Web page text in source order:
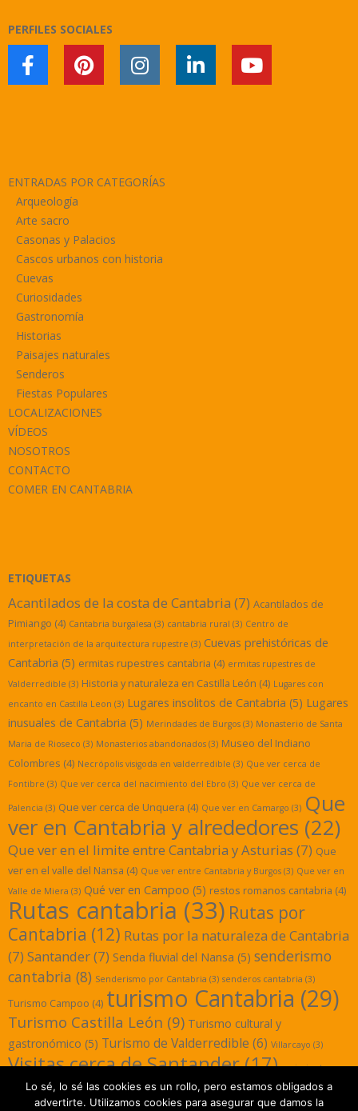
PERFILES SOCIALES
ENTRADAS POR CATEGORÍAS
Arqueología
Arte sacro
Casonas y Palacios
Cascos urbanos con historia
Cuevas
Curiosidades
Gastronomía
Historias
Paisajes naturales
Senderos
Fiestas Populares
LOCALIZACIONES
VÍDEOS
NOSOTROS
CONTACTO
COMER EN CANTABRIA
ETIQUETAS
Acantilados de la costa de Cantabria (7) Acantilados de
Pimiango (4) Cantabria burgalesa (3) cantabria rural (3) Centro de
interpretación de la arquitectura rupestre (3) Cuevas prehistóricas de
Cantabria (5) ermitas rupestres cantabria (4) ermitas rupestres de
Valderredible (3) Historia y naturaleza en Castilla León (4) Lugares con
encanto en Castilla Leon (3) Lugares insolitos de Cantabria (5) Lugares
inusuales de Cantabria (5) Merindades de Burgos (3) Monasterio de Santa
Maria de Rioseco (3) Monasterios abandonados (3) Museo del Indiano
Colombres (4) Necrópolis visigoda en valderredible (3) Que ver cerca de
Fontibre (3) Que ver cerca del nacimiento del Ebro (3) Que ver cerca de
Palencia (3) Que ver cerca de Unquera (4) Que ver en Camargo (3) Que
ver en Cantabria y alrededores (22)
Que ver en el limite entre Cantabria y Asturias (7) Que
ver en el valle del Nansa (4) Que ver entre Cantabria y Burgos (3) Que ver en
Valle de Miera (3) Qué ver en Campoo (5) restos romanos cantabria (4)
Rutas cantabria (33) Rutas por
Cantabria (12) Rutas por la naturaleza de Cantabria
(7) Santander(7) Senda fluvial del Nansa (5) senderismo
cantabria (8) Senderismo por Cantabria (3) senderos cantabria (3)
Turismo Campoo (4) turismo Cantabria (29)
Turismo Castilla León (9) Turismo cultural y
gastronómico (5) Turismo de Valderredible (6) Villarcayo (3)
Visitas cerca de Santander(17) yacimientos
romanos cantabria(3)
Lo sé, lo sé las cookies es un rollo, pero estamos obligados a
advertirte. Utilizamos cookies para asegurar que damos la